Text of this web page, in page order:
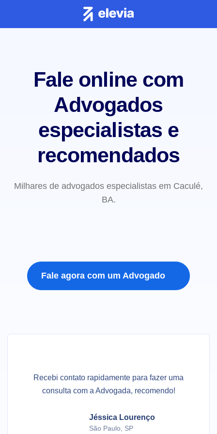
Fale online com
Advogados
especialistas e
recomendados
Milhares de advogados especialistas em Caculé,
BA.
Fale agora com um Advogado
Recebi contato rapidamente para fazer uma
consulta com a Advogada, recomendo!
Jéssica Lourenço
São Paulo, SP